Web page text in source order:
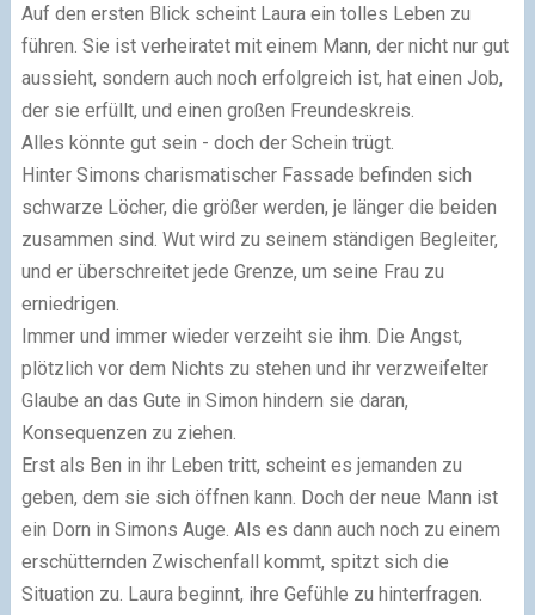
Auf den ersten Blick scheint Laura ein tolles Leben zu
führen. Sie ist verheiratet mit einem Mann, der nicht nur gut
aussieht, sondern auch noch erfolgreich ist, hat einen Job,
der sie erfüllt, und einen großen Freundeskreis.
Alles könnte gut sein - doch der Schein trügt.
Hinter Simons charismatischer Fassade befinden sich
schwarze Löcher, die größer werden, je länger die beiden
zusammen sind. Wut wird zu seinem ständigen Begleiter,
und er überschreitet jede Grenze, um seine Frau zu
erniedrigen.
Immer und immer wieder verzeiht sie ihm. Die Angst,
plötzlich vor dem Nichts zu stehen und ihr verzweifelter
Glaube an das Gute in Simon hindern sie daran,
Konsequenzen zu ziehen.
Erst als Ben in ihr Leben tritt, scheint es jemanden zu
geben, dem sie sich öffnen kann. Doch der neue Mann ist
ein Dorn in Simons Auge. Als es dann auch noch zu einem
erschütternden Zwischenfall kommt, spitzt sich die
Situation zu. Laura beginnt, ihre Gefühle zu hinterfragen.